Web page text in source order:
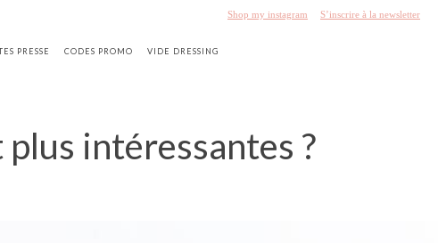
Shop my instagram S’inscrire à la newsletter
PRESSE CODES PROMO VIDE DRESSING
plus intéressantes ?